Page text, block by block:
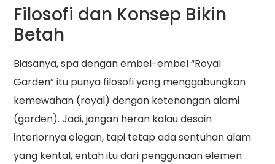
Filosofi dan Konsep Bikin
Betah
Biasanya, spa dengan embel-embel “Royal
Garden” itu punya filosofi yang menggabungkan
kemewahan (royal) dengan ketenangan alami
(garden). Jadi, jangan heran kalau desain
interiornya elegan, tapi tetap ada sentuhan alam
yang kental, entah itu dari penggunaan elemen